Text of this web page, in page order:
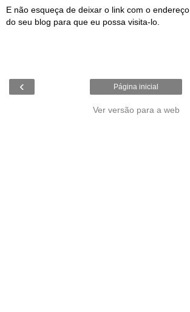
E não esqueça de deixar o link com o endereço
do seu blog para que eu possa visita-lo.
‹ Página inicial
Ver versão para a web